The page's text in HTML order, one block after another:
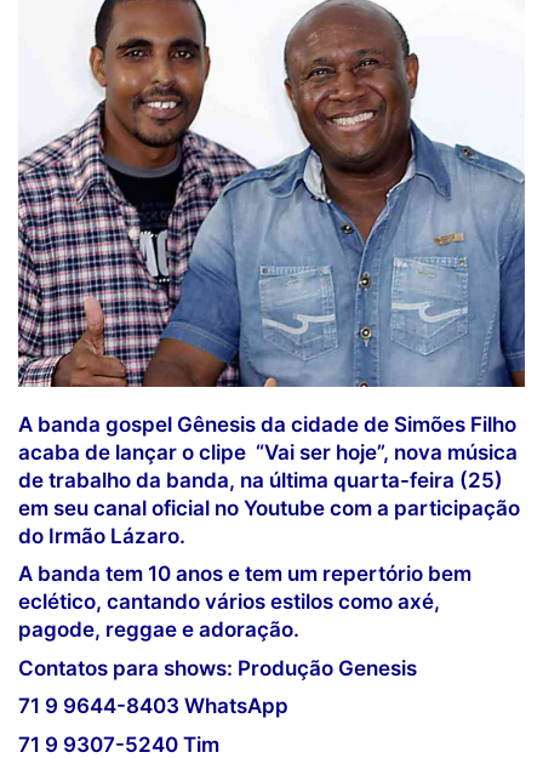
A banda gospel Gênesis da cidade de Simões Filho
acaba de lançar o clipe “Vai ser hoje”, nova música
de trabalho da banda, na última quarta-feira (25)
em seu canal oficial no Youtube com a participação
do Irmão Lázaro.
A banda tem 10 anos e tem um repertório bem
eclético, cantando vários estilos como axé,
pagode, reggae e adoração.
Contatos para shows: Produção Genesis
71 9 9644-8403 WhatsApp
71 9 9307-5240 Tim